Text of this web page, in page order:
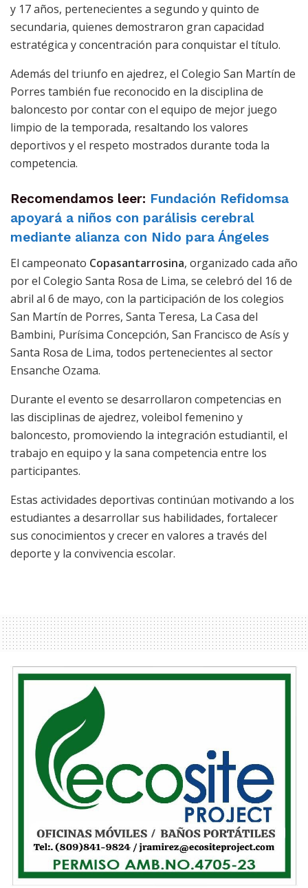
y 17 años, pertenecientes a segundo y quinto de
secundaria, quienes demostraron gran capacidad
estratégica y concentración para conquistar el título.
Además del triunfo en ajedrez, el Colegio San Martín de
Porres también fue reconocido en la disciplina de
baloncesto por contar con el equipo de mejor juego
limpio de la temporada, resaltando los valores
deportivos y el respeto mostrados durante toda la
competencia.
Recomendamos leer: Fundación Refidomsa
apoyará a niños con parálisis cerebral
mediante alianza con Nido para Ángeles
El campeonato Copasantarrosina, organizado cada año
por el Colegio Santa Rosa de Lima, se celebró del 16 de
abril al 6 de mayo, con la participación de los colegios
San Martín de Porres, Santa Teresa, La Casa del
Bambini, Purísima Concepción, San Francisco de Asís y
Santa Rosa de Lima, todos pertenecientes al sector
Ensanche Ozama.
Durante el evento se desarrollaron competencias en
las disciplinas de ajedrez, voleibol femenino y
baloncesto, promoviendo la integración estudiantil, el
trabajo en equipo y la sana competencia entre los
participantes.
Estas actividades deportivas continúan motivando a los
estudiantes a desarrollar sus habilidades, fortalecer
sus conocimientos y crecer en valores a través del
deporte y la convivencia escolar.